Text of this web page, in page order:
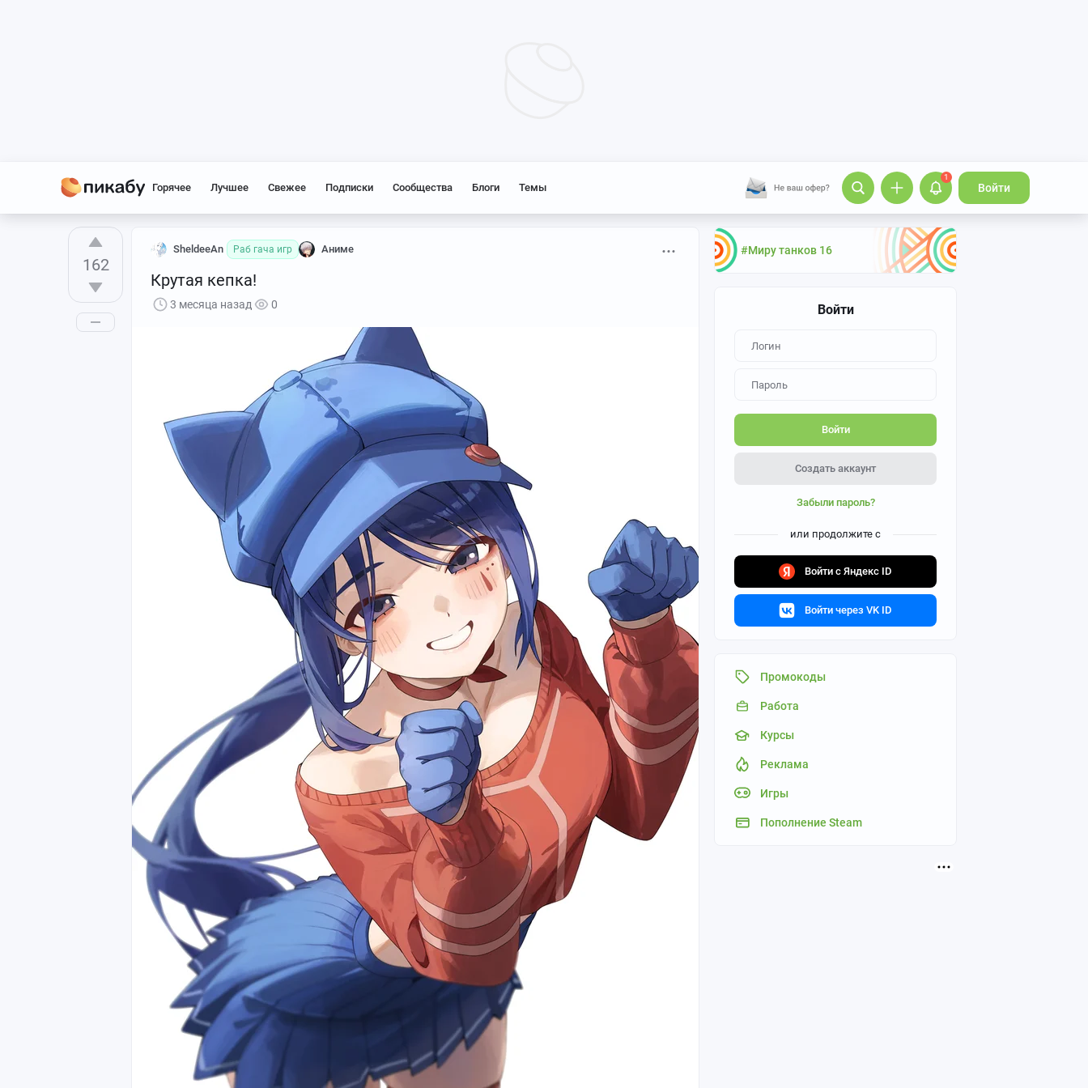
Горячее Лучшее Свежее Подписки Сообщества Блоги Темы
1
Войти
#Миру танков 16
Войти
Войти
Создать аккаунт
Забыли пароль?
или продолжите с
Войти с Яндекс ID
Войти через VK ID
Промокоды
Работа
Курсы
Реклама
Игры
Пополнение Steam
162
SheldeeAn Раб гача игр Аниме
Крутая кепка!
3 месяца назад 0